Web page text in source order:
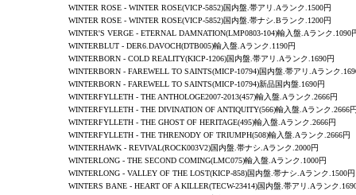
WINTER ROSE - WINTER ROSE(VICP-5852)国内盤.帯アリ.Aランク.1500円
WINTER ROSE - WINTER ROSE(VICP-5852)国内盤.帯ナシ.Bランク.1200円
WINTER'S VERGE - ETERNAL DAMNATION(LMP0803-104)輸入盤.Aランク.1090
WINTERBLUT - DER6.DAVOCH(DTB005)輸入盤.Aランク.1190円
WINTERBORN - COLD REALITY(KICP-1206)国内盤.帯アリ.Aランク.1690円
WINTERBORN - FAREWELL TO SAINTS(MICP-10794)国内盤.帯アリ.Aランク
WINTERBORN - FAREWELL TO SAINTS(MICP-10794)新品国内盤.1690円
WINTERFYLLETH - THE ANTHOLOGE2007-2013(457)輸入盤.Aランク.2666円
WINTERFYLLETH - THE DIVINATION OF ANTIQUITY(566)輸入盤.Aランク.2666
WINTERFYLLETH - THE GHOST OF HERITAGE(495)輸入盤.Aランク.2666円
WINTERFYLLETH - THE THRENODY OF TRIUMPH(508)輸入盤.Aランク.2666円
WINTERHAWK - REVIVAL(ROCK003V2)国内盤.帯ナシ.Aランク.2000円
WINTERLONG - THE SECOND COMING(LMC075)輸入盤.Aランク.1000円
WINTERLONG - VALLEY OF THE LOST(KICP-858)国内盤.帯ナシ.Aランク.1500円
WINTERS BANE - HEART OF A KILLER(TECW-23414)国内盤.帯アリ.Aランク